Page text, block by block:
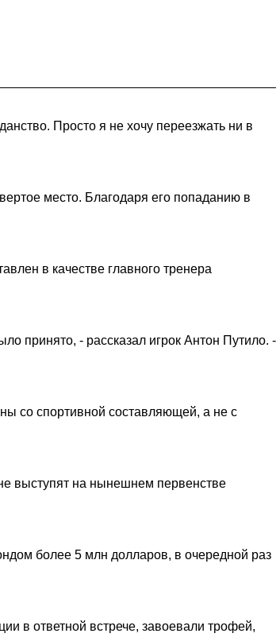
Просто я не хочу переезжать ни в
место. Благодаря его попаданию в
в качестве главного тренера
принято, - рассказал игрок Антон Путило. -
со спортивной составляющей, а не с
выступят на нынешнем первенстве
более 5 млн долларов, в очередной раз
в ответной встрече, завоевали трофей,